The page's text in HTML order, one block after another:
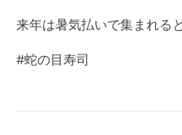
来年は暑気払いで集まれる
#蛇の目寿司